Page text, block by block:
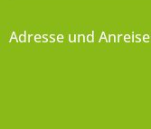
Adresse und Anreise